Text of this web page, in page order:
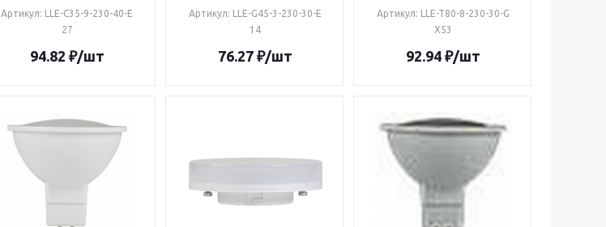
Артикул: LLE-C35-9-230-40-E
27
94.82 ₽/шт
Артикул: LLE-G45-3-230-30-E
14
76.27₽/шт
Артикул: LLE-T80-8-230-30-G
X53
92.94₽/шт